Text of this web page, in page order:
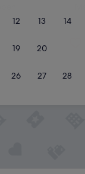
12 13 14
19 20
26 27 28